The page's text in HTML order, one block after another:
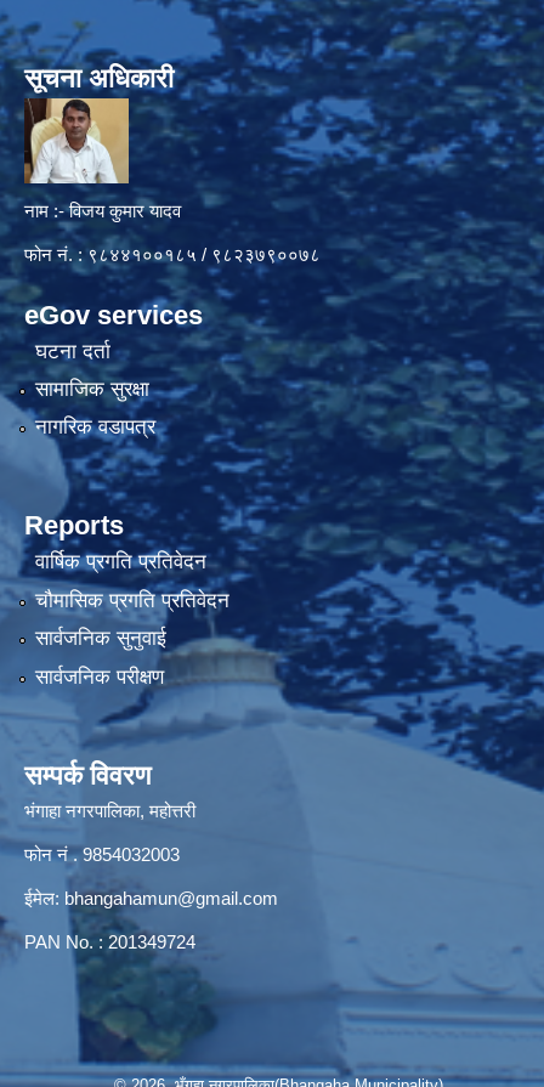
सूचना अधिकारी
नाम :- विजय कुमार यादव
फोन नं. : ९८४४१००१८५ / ९८२३७९००७८
eGov services
घटना दर्ता
सामाजिक सुरक्षा
नागरिक वडापत्र
Reports
वार्षिक प्रगति प्रतिवेदन
चौमासिक प्रगति प्रतिवेदन
सार्वजनिक सुनुवाई
सार्वजनिक परीक्षण
सम्पर्क विवरण
भंगाहा नगरपालिका, महोत्तरी
फोन नं . 9854032003
ईमेल: bhangahamun@gmail.com
PAN No. : 201349724